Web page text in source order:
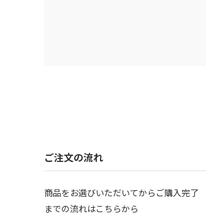
ご注文の流れ
商品をお選びいただいてからご購入完了
までの流れはこちらから